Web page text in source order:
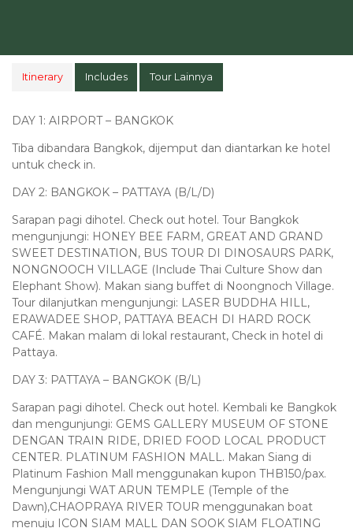
Itinerary Includes Tour Lainnya
DAY 1: AIRPORT – BANGKOK
Tiba dibandara Bangkok, dijemput dan diantarkan ke hotel
untuk check in.
DAY 2: BANGKOK – PATTAYA (B/L/D)
Sarapan pagi dihotel. Check out hotel. Tour Bangkok
mengunjungi: HONEY BEE FARM, GREAT AND GRAND
SWEET DESTINATION, BUS TOUR DI DINOSAURS PARK,
NONGNOOCH VILLAGE (Include Thai Culture Show dan
Elephant Show). Makan siang buffet di Noongnoch Village.
Tour dilanjutkan mengunjungi: LASER BUDDHA HILL,
ERAWADEE SHOP, PATTAYA BEACH DI HARD ROCK
CAFÉ. Makan malam di lokal restaurant, Check in hotel di
Pattaya.
DAY 3: PATTAYA – BANGKOK (B/L)
Sarapan pagi dihotel. Check out hotel. Kembali ke Bangkok
dan mengunjungi: GEMS GALLERY MUSEUM OF STONE
DENGAN TRAIN RIDE, DRIED FOOD LOCAL PRODUCT
CENTER. PLATINUM FASHION MALL. Makan Siang di
Platinum Fashion Mall menggunakan kupon THB150/pax.
Mengunjungi WAT ARUN TEMPLE (Temple of the
Dawn),CHAOPRAYA RIVER TOUR menggunakan boat
menuju ICON SIAM MALL DAN SOOK SIAM FLOATING